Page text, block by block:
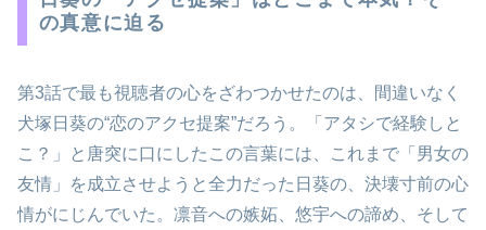
の真意に迫る
第3話で最も視聴者の心をざわつかせたのは、間違いなく
犬塚日葵の“恋のアクセ提案”だろう。「アタシで経験しと
こ？」と唐突に口にしたこの言葉には、これまで「男女の
友情」を成立させようと全力だった日葵の、決壊寸前の心
情がにじんでいた。凛音への嫉妬、悠宇への諦め、そして